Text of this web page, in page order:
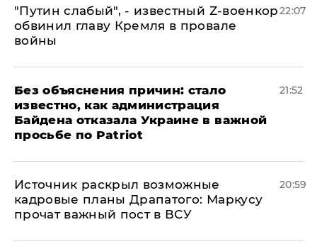
​"Путин слабый", - известный Z-военкор
обвинил главу Кремля в провале
войны
22:07
Без объяснения причин: стало
известно, как администрация
Байдена отказала Украине в важной
просьбе по Patriot
21:52
​Источник раскрыл возможные
кадровые планы Драпатого: Маркусу
прочат важный пост в ВСУ
20:59